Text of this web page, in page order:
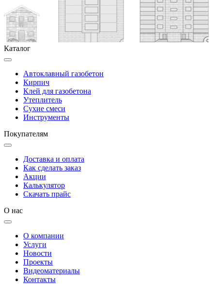
Каталог
Автоклавный газобетон
Кирпич
Клей для газобетона
Утеплитель
Сухие смеси
Инструменты
Покупателям
Доставка и оплата
Как сделать заказ
Акции
Калькулятор
Скачать прайс
О нас
О компании
Услуги
Новости
Проекты
Видеоматериалы
Контакты